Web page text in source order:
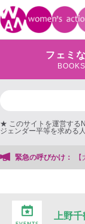
フェミ
BOOKS
★ このサイトを運営する
ジェンダー平等を求める
緊急の呼びかけ：
検事正による女性検事
上野